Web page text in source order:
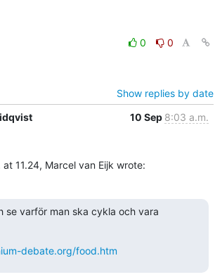
0
0
Show replies by date
10 Sep 8:03 a.m.
11.24, Marcel van Eijk wrote:
se varför man ska cykla och vara
debate.org/food.htm